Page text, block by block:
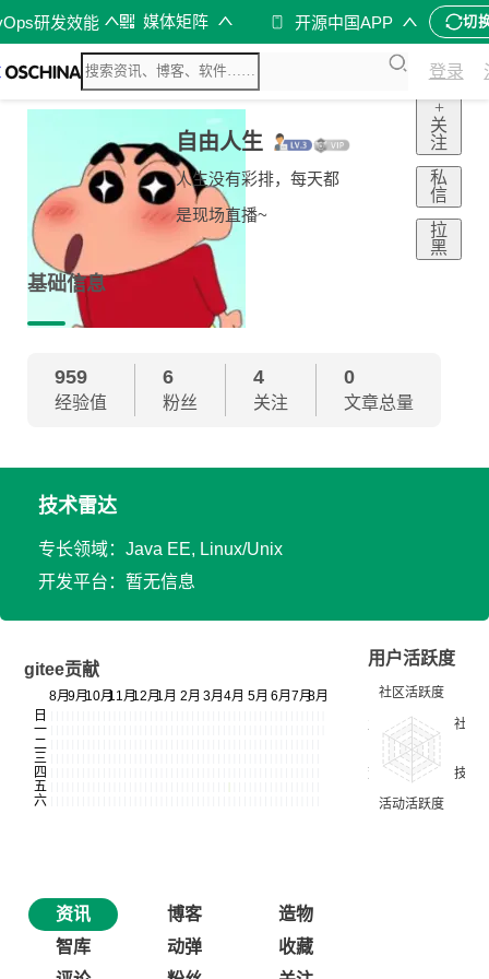
研发效能 媒体矩阵 开源中国APP 切
登录
自由人生
人生没有彩排，每天都
是现场直播~
+
关
注
私
信
拉
黑
基础信息
959
经验值
6
粉丝
4
关注
0
文章总量
技术雷达
专长领域：Java EE, Linux/Unix
开发平台：暂无信息
gitee贡献
用户活跃度
资讯 博客
造物
智库
动弹
收藏